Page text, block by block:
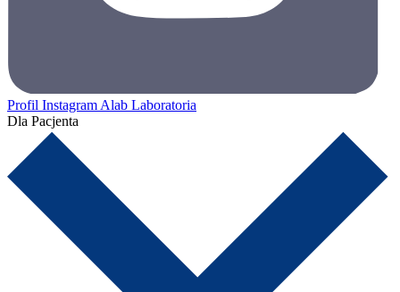
Profil Instagram Alab Laboratoria
Dla Pacjenta